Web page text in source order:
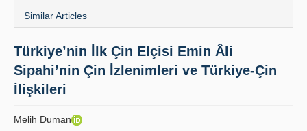
Journal Boards
Writing Rules
Principles
Similar Articles
Türkiye’nin İlk Çin Elçisi Emin Âli
Sipahi’nin Çin İzlenimleri ve Türkiye-Çin
İlişkileri
Melih Duman